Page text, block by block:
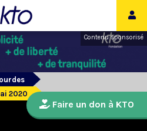
Contenu sponsorisé
2020
Faire un don à KTO